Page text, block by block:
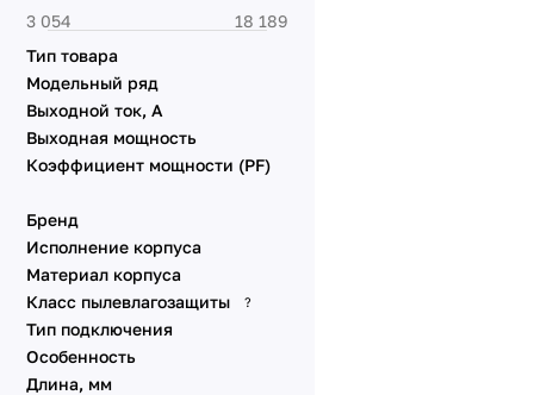
монтажа
Электрокарнизы с
моторами
Электрокарнизы с
моторами
Тип товара
Модельный ряд
Выходной ток, А
Выходная мощность
Коэффициент мощности (PF)
Бренд
Исполнение корпуса
Материал корпуса
Класс пылевлагозащиты
?
Тип подключения
Особенность
Длина, мм